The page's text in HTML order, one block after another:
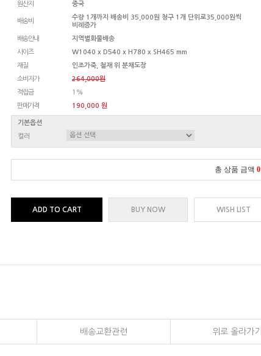
원산지
중국
배송비
수량 1개까지 배송비 35,000원 청구 1개 단위로35,000원씩
비례증가
배송안내
지역별화물배송
사이즈
W1040 x D540 x H780 x SH465 mm
재질
인조가죽, 철재 위 분채도장
소비자가
264,000원
적립금
1%
판매가격
190,000 원
기본옵션
컬러
총 상품 금액 0
ADD TO CART BUY NOW WISH LIST
배송교환관련 위로 올라가기